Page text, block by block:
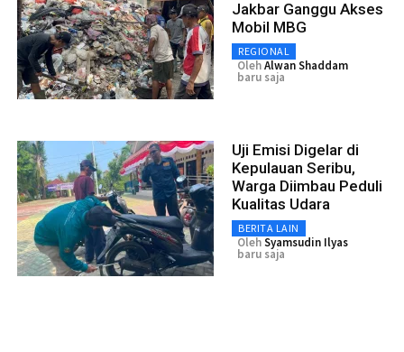
Jakbar Ganggu Akses
Mobil MBG
REGIONAL
OlehAlwan Shaddam
baru saja
Uji Emisi Digelar di
Kepulauan Seribu,
Warga Diimbau Peduli
Kualitas Udara
BERITA LAIN
OlehSyamsudin Ilyas
baru saja